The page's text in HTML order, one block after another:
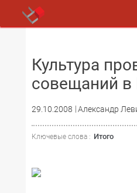
Культура
совещаний в
29.10.2008 Александр
Ключевые слова : Итого